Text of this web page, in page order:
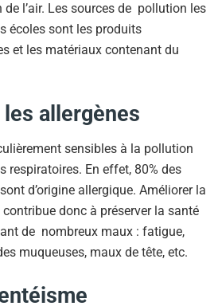
l’air. Les sources de pollution les
écoles sont les produits
et les matériaux contenant du
allergènes
sensibles à la pollution
respiratoires. En effet, 80% des
d’origine allergique. Améliorer la
contribue donc à préserver la santé
de nombreux maux : fatigue,
muqueuses, maux de tête, etc.